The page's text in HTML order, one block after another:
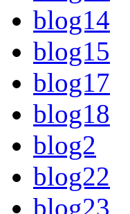
blog14
blog15
blog17
blog18
blog2
blog22
blog23